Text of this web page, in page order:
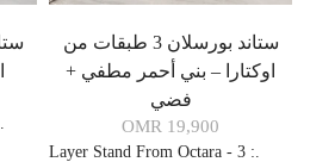
ستاند بورسلان 3 طبقات من
اوكتارا – بني أحمر مطفي +
فضي
19,900 OMR
.
:
3 Layer Stand From Octara -
.